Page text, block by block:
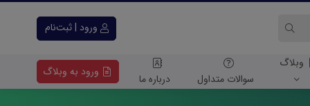
ورود | ثبت‌نام
وبلاگ
سوالات متداول درباره ما
ورود به وبلاگ